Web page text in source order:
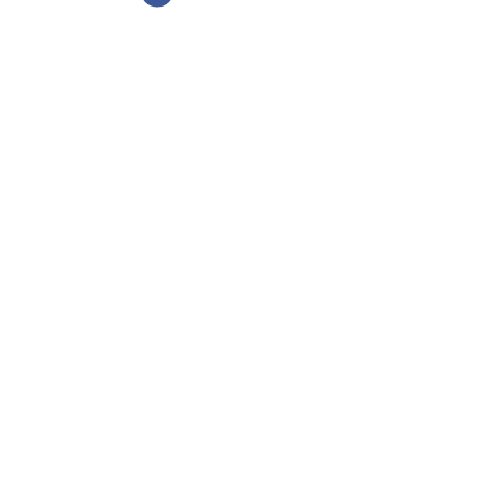
Петтері Орпо та міністр оборони Антті Хяккянен.